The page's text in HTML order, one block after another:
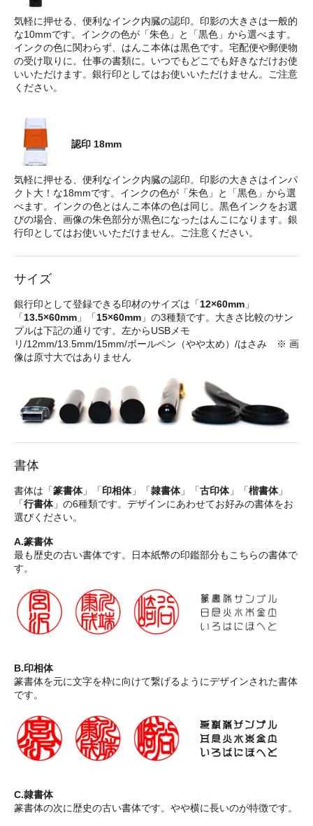
気軽に押せる、便利なインク内臓の認印。印影の大きさは一般的
な10mmです。インクの色が「朱色」と「黒色」から選べます。
インクの色に関わらず、はんこ本体は黒色です。宅配便や郵便物
の受け取りに。仕事の書類に。いつでもどこでも好きなだけお使
いいただけます。銀行印としてはお使いいただけません。ご注意
ください。
認印 18mm
気軽に押せる、便利なインク内臓の認印。印影の大きさはインパ
クト大！な18mmです。インクの色が「朱色」と「黒色」から選
べます。インクの色とはんこ本体の色は同じ。黒色インクをお選
びの場合、画像の朱色部分が黒色になったはんこになります。銀
行印としてはお使いいただけません。ご注意ください。
サイズ
銀行印として登録できる印材のサイズは「12×60mm 」
「13.5×60mm 」「15×60mm 」の3種類です。大きさ比較のサン
プルは下記の通りです。左からUSBメモ
リ/12mm/13.5mm/15mm/ボールペン（やや太め）/はさみ ※ 画
像は原寸大ではありません
書体
書体は「篆書体」「印相体」「隷書体」「古印体」「楷書体」
「行書体」の6種類です。デザインにあわせてお好みの書体をお
選びください。
A.篆書体
最も歴史の古い書体です。日本紙幣の印鑑部分もこちらの書体で
す。
B.印相体
篆書体を元に文字を枠に向けて繋げるようにデザインされた書体
です。
C.隷書体
篆書体の次に歴史の古い書体です。やや横に長いのが特徴です。